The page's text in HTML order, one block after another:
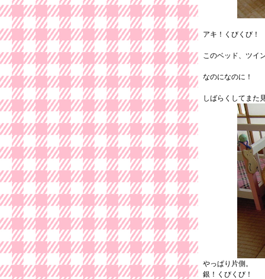
アキ！くびくび！
このベッド、ツイ
なのになのに！
しばらくしてまた
やっぱり片側。
銀！くびくび！